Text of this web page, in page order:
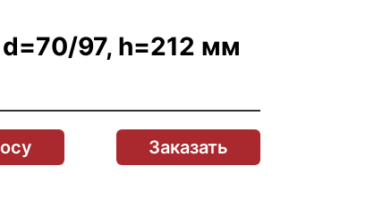
97, h=212 мм
Заказать